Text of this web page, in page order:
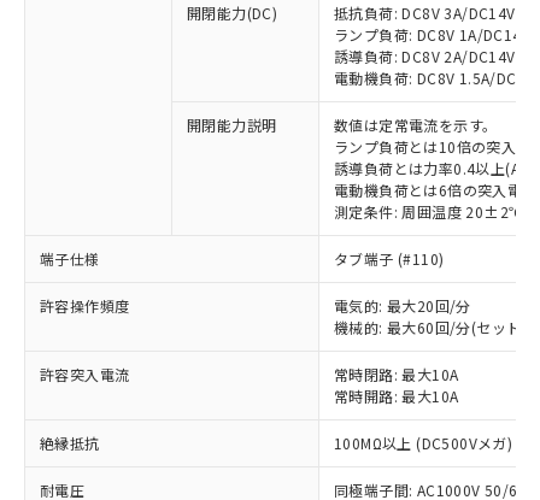
開閉能力(DC)
抵抗負荷: DC8V 3A/DC14V
ランプ負荷: DC8V 1A/
誘導負荷: DC8V 2A/DC14V
電動機負荷: DC8V 1.5A/
開閉能力説明
数値は定常電流を示す。
ランプ負荷とは10倍の突入電
誘導負荷とは力率0.4以上
電動機負荷とは6倍の突入電
測定条件: 周囲温度 20±2℃
端子仕様 タブ端子 (#110)
許容操作頻度
電気的: 最大20回/分
機械的: 最大60回/分(セット
許容突入電流
常時閉路: 最大10A
常時開路: 最大10A
絶縁抵抗 100MΩ以上 (DC500Vメガ)
耐電圧 同極端子間: AC1000V 50/
以下の条件をお読みいただき、同意のうえ
本サービスは、当社制御機器事業取扱
対応済み：EU RoHS指令（10物質）の
非含有に対応した製品が提供可能な商品で
対応予定：EU RoHS指令（10物質）の非含
有に対応した製品に切り替える予定のある
対応予定なし：EU RoHS指令（10物質）の
非含有に非対応の商品で、対応品を出す予
定はありません。
調査・確認中：EU RoHS指令（10物質）の
非含有の対応状況を調査中または確認中の